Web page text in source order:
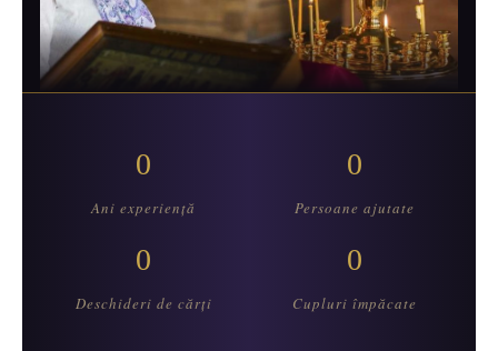
0
Ani experiență
0
Persoane ajutate
0
Deschideri de cărți
0
Cupluri împăcate